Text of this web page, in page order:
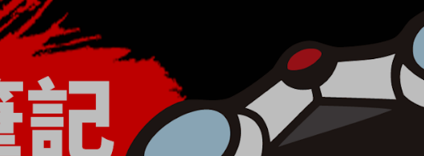
凍仁的筆記